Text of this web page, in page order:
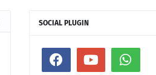
SOCIAL PLUGIN